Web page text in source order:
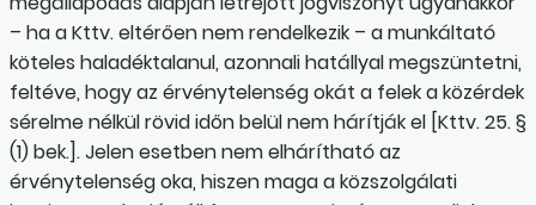
– ha a Kttv. eltérően nem rendelkezik – a munkáltató
köteles haladéktalanul, azonnali hatállyal megszüntetni,
feltéve, hogy az érvénytelenség okát a felek a közérdek
sérelme nélkül rövid időn belül nem hárítják el [Kttv. 25. §
(1) bek.]. Jelen esetben nem elhárítható az
érvénytelenség oka, hiszen maga a közszolgálati